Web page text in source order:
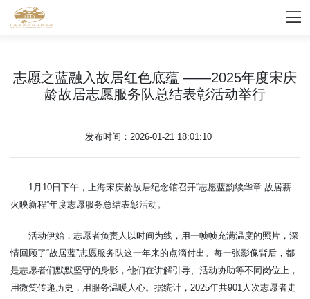
志愿之蓝融入故居红色底蕴 ——2025年度宋庆
龄故居志愿服务队总结表彰活动举行
发布时间：2026-01-21 18:01:10
1月10日下午，上海宋庆龄故居纪念馆召开“志愿蓝韵续华章 故居薪
火映新程”年度志愿服务总结表彰活动。
活动伊始，志愿者负责人以时间为线，用一帧帧充满温度的照片，深
情回顾了“故居蓝”志愿服务队这一年来的点滴付出。每一张影像背后，都
是志愿者们默默坚守的身影，他们在讲解引导、活动协助等不同岗位上，
用微笑传递历史，用服务温暖人心。据统计，2025年共901人次志愿者走